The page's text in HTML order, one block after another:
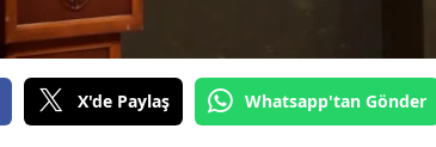
Bursa
Çanakkale
Çankırı
X'de Paylaş Whatsapp'tan Gönder